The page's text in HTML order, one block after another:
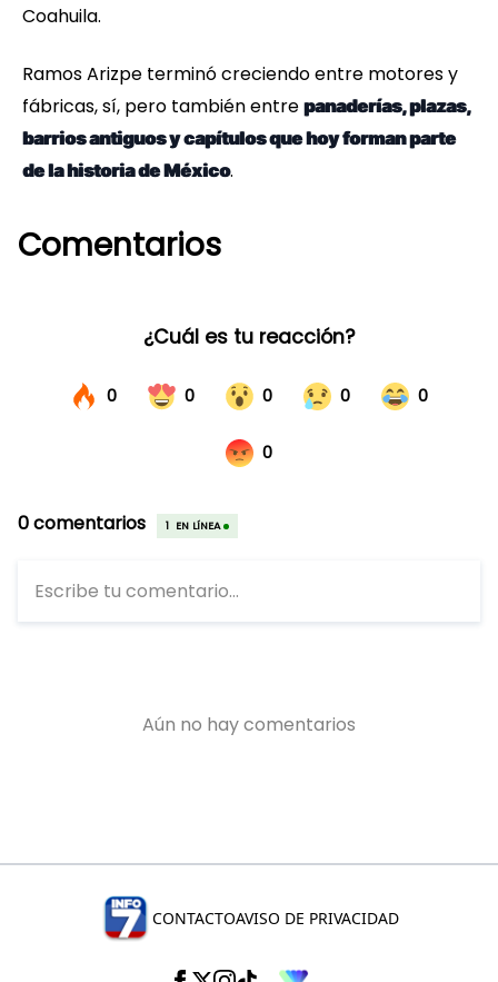
Coahuila.
Ramos Arizpe terminó creciendo entre motores y
fábricas, sí, pero también entre panaderías, plazas,
barrios antiguos y capítulos que hoy formanparte
de la historia de México.
Comentarios
CONTACTOAVISO DE PRIVACIDAD